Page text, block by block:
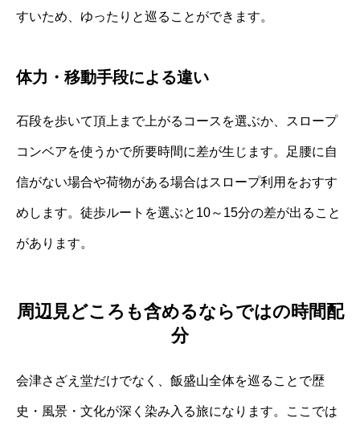
すいため、ゆったりと巡ることができます。
体力・移動手段による違い
石段を歩いて頂上まで上がるコースを選ぶか、スロープ
コンベアを使うかで所要時間に差が生じます。足腰に自
信がない場合や荷物がある場合はスロープ利用をおすす
めします。徒歩ルートを選ぶと10～15分の差が出ること
があります。
周辺見どころも含めるならではの時間配
分
会津さざえ堂だけでなく、飯盛山全体を巡ることで歴
史・風景・文化が深く染み入る旅になります。ここでは